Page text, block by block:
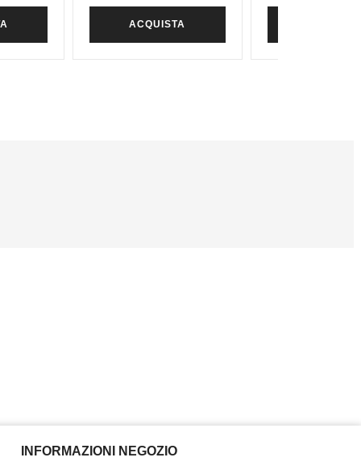
ACQUISTA
INFORMAZIONI NEGOZIO